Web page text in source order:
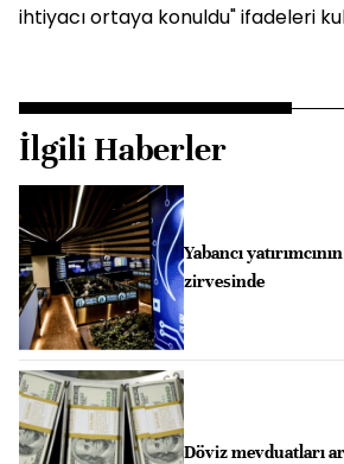
ihtiyacı ortaya konuldu" ifadeleri
İlgili Haberler
Yabancı
zirvesinde
Döviz mevduatları